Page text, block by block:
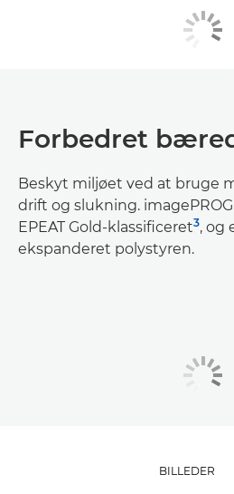
Forbedret
Beskyt miljøet ved at bruge
drift og slukning.
EPEAT Gold-klassificeret3, og
ekspanderet polystyren.
BILLEDER